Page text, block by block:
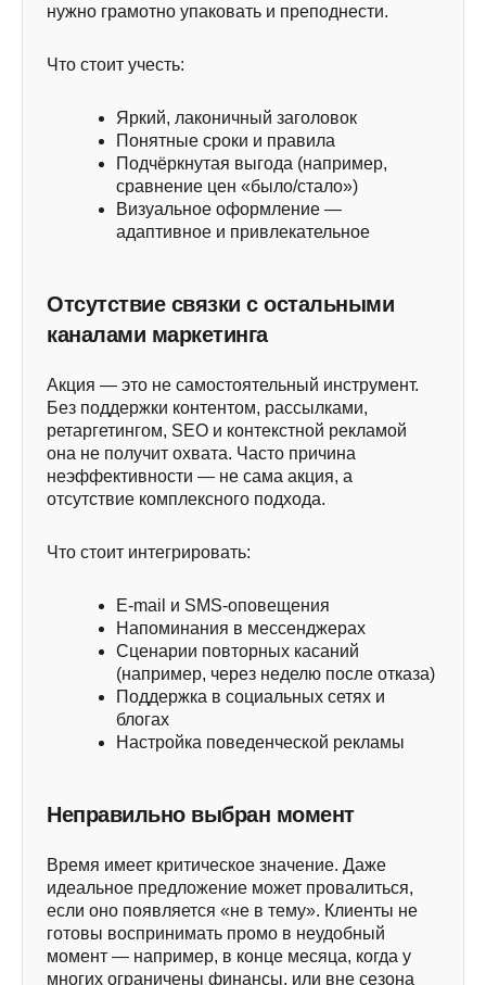
нужно грамотно упаковать и преподнести.
Что стоит учесть:
Яркий, лаконичный заголовок
Понятные сроки и правила
Подчёркнутая выгода (например,
сравнение цен «было/стало»)
Визуальное оформление —
адаптивное и привлекательное
Отсутствие связки с остальными
каналами маркетинга
Акция — это не самостоятельный инструмент.
Без поддержки контентом, рассылками,
ретаргетингом, SEO и контекстной рекламой
она не получит охвата. Часто причина
неэффективности — не сама акция, а
отсутствие комплексного подхода.
Что стоит интегрировать:
E-mail и SMS-оповещения
Напоминания в мессенджерах
Сценарии повторных касаний
(например, через неделю после отказа)
Поддержка в социальных сетях и
блогах
Настройка поведенческой рекламы
Неправильно выбран момент
Время имеет критическое значение. Даже
идеальное предложение может провалиться,
если оно появляется «не в тему». Клиенты не
готовы воспринимать промо в неудобный
момент — например, в конце месяца, когда у
многих ограничены финансы, или вне сезона